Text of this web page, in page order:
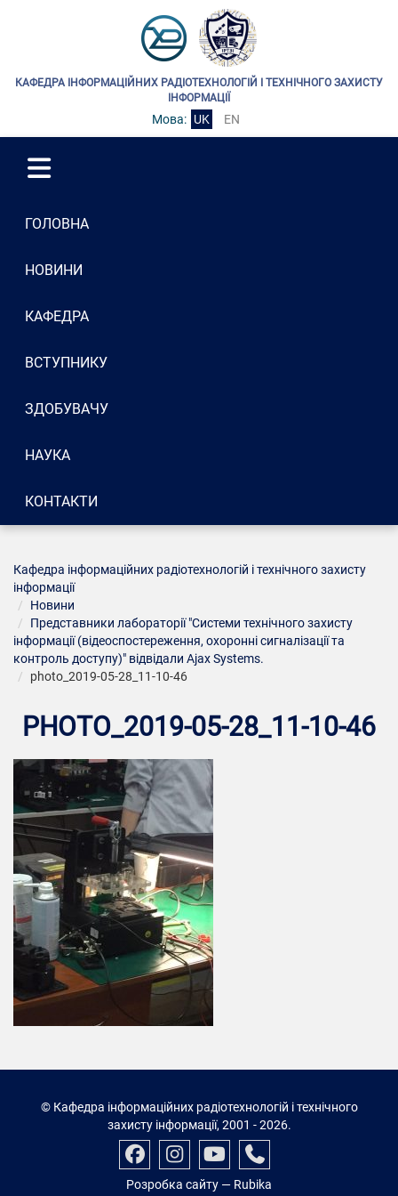
КАФЕДРА ІНФОРМАЦІЙНИХ РАДІОТЕХНОЛОГІЙ І ТЕХНІЧНОГО ЗАХИСТУ
ІНФОРМАЦІЇ
Мова: UK EN
ГОЛОВНА
НОВИНИ
КАФЕДРА
ВСТУПНИКУ
ЗДОБУВАЧУ
НАУКА
КОНТАКТИ
Кафедра інформаційних радіотехнологій і технічного захисту
інформації
Новини
Представники лабораторії "Системи технічного захисту
інформації (відеоспостереження, охоронні сигналізації та
контроль доступу)" відвідали Ajax Systems.
photo_2019-05-28_11-10-46
PHOTO_2019-05-28_11-10-46
© Кафедра інформаційних радіотехнологій і технічного
захисту інформації, 2001 - 2026.
Розробка сайту — Rubika